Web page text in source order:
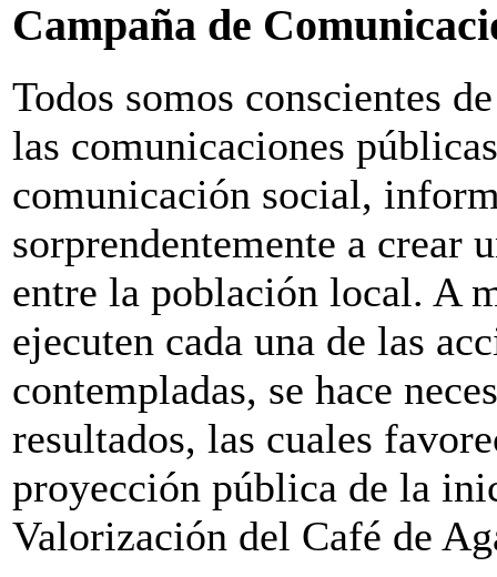
Campaña de
Todos somos conscientes
las comunicaciones
comunicación social,
sorprendentemente a crear
entre la población local. A
ejecuten cada una de las
contempladas, se hace
resultados, las cuales
proyección pública de la
Valorización del Café de